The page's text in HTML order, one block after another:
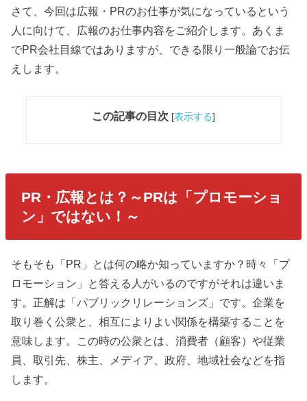
さて、今回は広報・PRのお仕事が気になっているという
人に向けて、広報のお仕事内容をご紹介します。あくま
でPR会社目線ではありますが、できる限り一般論でお伝
えします。
この記事の目次 [表示する]
PR・広報とは？～PRは「プロモーショ
ン」ではない！～
そもそも「PR」とは何の略か知っていますか？時々「プ
ロモーション」と答える人がいるのですがそれは違いま
す。正解は「パブリックリレーションズ」です。企業を
取り巻く公衆と、相互によりよい関係を構築することを
意味します。この時の公衆とは、消費者（顧客）や従業
員、取引先、株主、メディア、政府、地域社会などを指
します。